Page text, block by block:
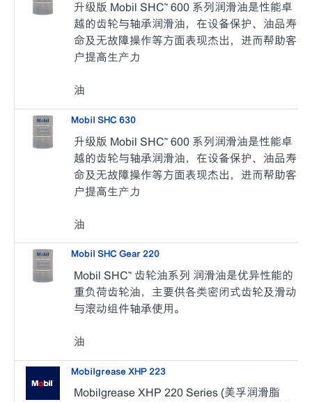
升级版 Mobil SHC™ 600 系列润滑油是性能卓
越的齿轮与轴承润滑油，在设备保护、油品寿
命及无故障操作等方面表现杰出，进而帮助客
户提高生产力
油
Mobil SHC 630
升级版 Mobil SHC™ 600 系列润滑油是性能卓
越的齿轮与轴承润滑油，在设备保护、油品寿
命及无故障操作等方面表现杰出，进而帮助客
户提高生产力
油
Mobil SHC Gear 220
Mobil SHC™ 齿轮油系列 润滑油是优异性能的
重负荷齿轮油，主要供各类密闭式齿轮及滑动
与滚动组件轴承使用。
油
Mobilgrease XHP 223
Mobilgrease XHP 220 Series (美孚润滑脂